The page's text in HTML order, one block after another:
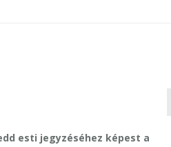
esti jegyzéséhez képest a